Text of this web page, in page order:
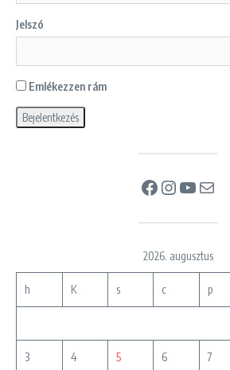
Jelszó
Emlékezzen rám
Facebook
Instagram
YouTube
Mail
2026. augusztus
h K s c p
3 4 5 6 7